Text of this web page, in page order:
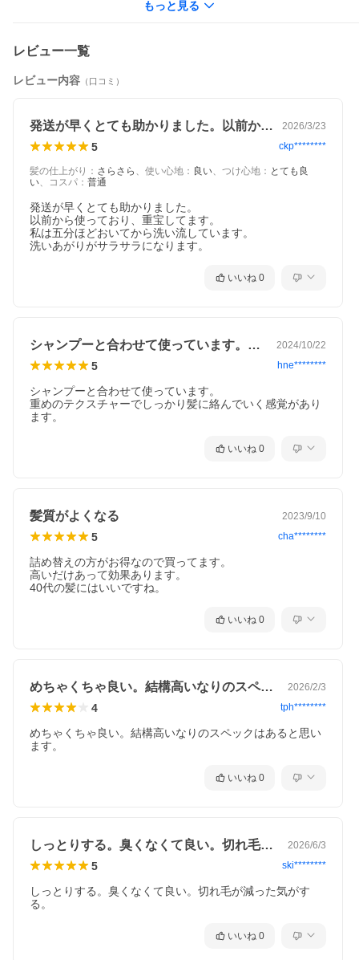
もっと見る
レビュー一覧
レビュー内容 （口コミ）
発送が早くとても助かりました。以前から… 2026/3/23
5 ckp********
髪の仕上がり ： さらさら 、 使い心地 ： 良い、 つけ心地 ： とても良
い、 コスパ ： 普通
発送が早くとても助かりました。
以前から使っており、重宝してます。
私は五分ほどおいてから洗い流しています。
洗いあがりがサラサラになります。
いいね 0
シャンプーと合わせて使っています。重め… 2024/10/22
5 hne********
シャンプーと合わせて使っています。
重めのテクスチャーでしっかり髪に絡んでいく感覚があり
いいね 0
髪質がよくなる 2023/9/10
5 cha********
詰め替えの方がお得なので買ってます。
高いだけあって効果あります。
40代の髪にはいいですね。
いいね 0
めちゃくちゃ良い。結構高いなりのスペッ… 2026/2/3
4 tph********
めちゃくちゃ良い。結構高いなりのスペックはあると思い
ます。
いいね 0
しっとりする。臭くなくて良い。切れ毛が… 2026/6/3
5 ski********
しっとりする。臭くなくて良い。切れ毛が減った気がす
る。
いいね 0